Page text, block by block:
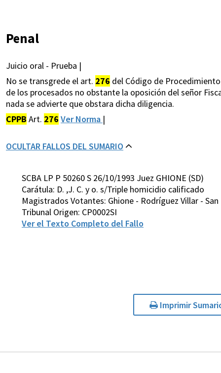
Penal
Juicio oral - Prueba |
No se transgrede el art. 276 del Código de
de los procesados no obstante la oposición del señor
nada se advierte que obstara dicha diligencia.
CPPB Art. 276 Ver Norma |
OCULTAR FALLOS DEL SUMARIO
SCBA LP P 50260 S 26/10/1993 Juez GHIONE (SD)
Carátula: D. ,J. C. y o. s/Triple homicidio calificado
Magistrados Votantes: Ghione - Rodríguez Villar -
Tribunal Origen: CP0002SI
Ver el Texto Completo del Fallo
Imprimir